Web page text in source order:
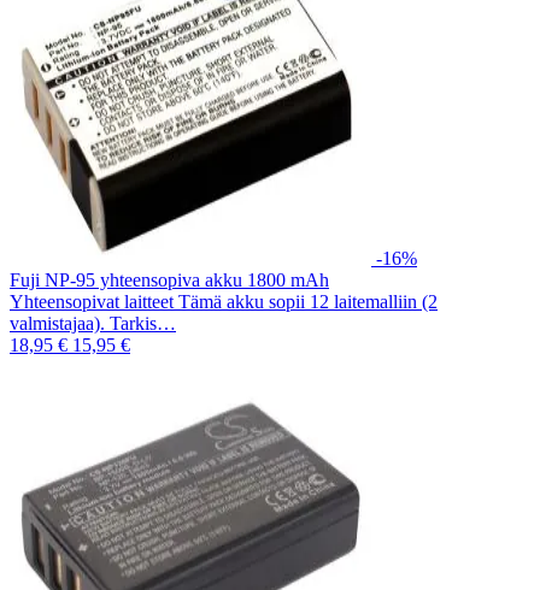
-16%
Fuji NP-95 yhteensopiva akku 1800 mAh
Yhteensopivat laitteet Tämä akku sopii 12 laitemalliin (2
valmistajaa). Tarkis…
18,95 € 15,95 €